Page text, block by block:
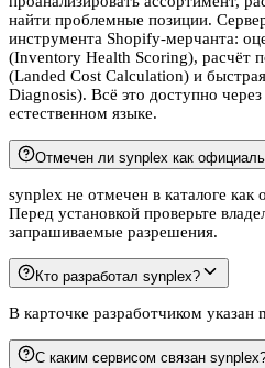
найти проблемные позиции.
инструмента Shopify-мерчанта:
(Inventory Health Scoring), расчёт
(Landed Cost Calculation) и
Diagnosis). Всё это доступно
естественном языке.
Отмечен ли synplex как
synplex не отмечен в каталоге как
Перед установкой проверьте
запрашиваемые разрешения.
Кто разработал synplex?
В карточке разработчиком указан
С каким сервисом связан